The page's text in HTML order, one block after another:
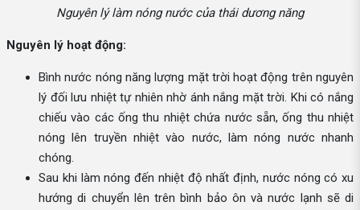
Nguyên lý làm nóng nước của thái dương năng
Nguyên lý hoạt động:
Bình nước nóng năng lượng mặt trời hoạt động trên nguyên
lý đối lưu nhiệt tự nhiên nhờ ánh nắng mặt trời. Khi có nắng
chiếu vào các ống thu nhiệt chứa nước sẵn, ống thu nhiệt
nóng lên truyền nhiệt vào nước, làm nóng nước nhanh
chóng.
Sau khi làm nóng đến nhiệt độ nhất định, nước nóng có xu
hướng di chuyển lên trên bình bảo ôn và nước lạnh sẽ di